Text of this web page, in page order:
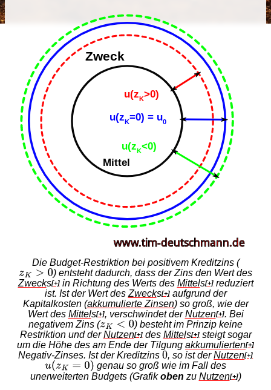
Die Budget-Restriktion bei positivem Kreditzins (
>0
) entsteht dadurch, dass der Zins den Wert des
Zwecks[+]in Richtung des Werts des Mittels[+]reduziert
ist. Ist der Wert des Zwecks[+]aufgrund der
Kapitalkosten (akkumulierte Zinsen) so groß, wie der
Wert des Mittels[+], verschwindet derNutzen[+]. Bei
negativem Zins (zK<0
) besteht im Prinzip keine
Restriktion und derNutzen[+]des Mittels[+]steigt sogar
um die Höhe des am Ende der Tilgung akkumulierten[+]
Negativ-Zinses. Ist der Kreditzins 0, so ist derNutzen[+]
u(zK=0)
genau so groß wie im Fall des
unerweiterten Budgets (Grafikoben zu Nutzen[+])